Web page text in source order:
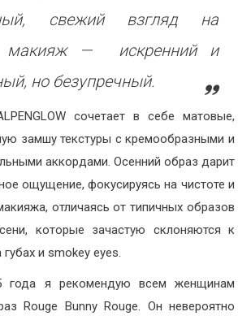
свежий взгляд на
макияж — искренний и
но безупречный.
сочетает в себе матовые,
замшу текстуры с кремообразными и
аккордами. Осенний образ дарит
ощущение, фокусируясь на чистоте и
отличаясь от типичных образов
которые зачастую склоняются к
и smokey eyes.
года я рекомендую всем женщинам
Rouge Bunny Rouge. Он невероятно